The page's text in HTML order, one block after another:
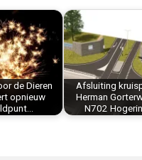
de Dieren
opnieuw
Afsluiting
Herman
N702